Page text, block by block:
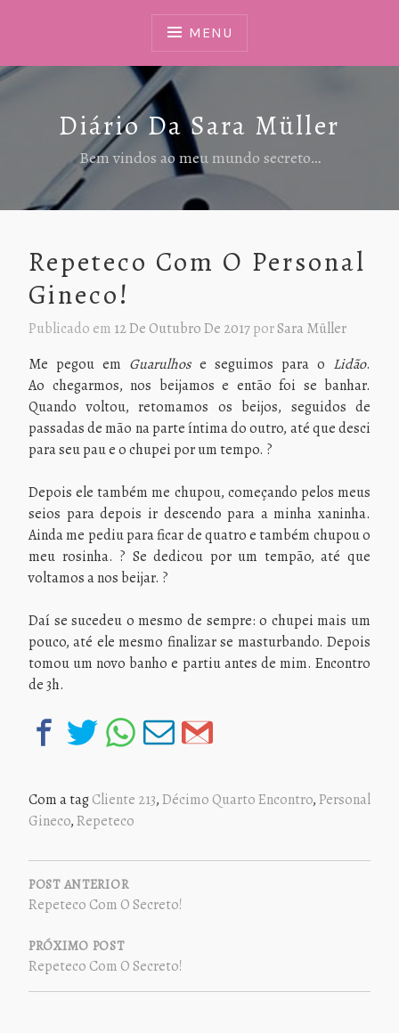
MENU
Diário Da Sara Müller
Bem vindos ao meu mundo secreto…
Repeteco Com O Personal
Gineco!
Publicado em 12 De Outubro De 2017porSara Müller
Me pegou em Guarulhose seguimos para o Lidão.
Ao chegarmos, nos beijamos e então foi se banhar.
Quando voltou, retomamos os beijos, seguidos de
passadas de mão na parte íntima do outro, até que desci
para seu pau e o chupei por um tempo. ?
Depois ele também me chupou, começando pelos meus
seios para depois ir descendo para a minha xaninha.
Ainda me pediu para ficar de quatro e também chupou o
meu rosinha. ? Se dedicou por um tempão, até que
voltamos a nos beijar. ?
Daí se sucedeu o mesmo de sempre: o chupei mais um
pouco, até ele mesmo finalizar se masturbando. Depois
tomou um novo banho e partiu antes de mim. Encontro
de 3h.
Com a tagCliente 213,Décimo Quarto Encontro,Personal
Gineco,Repeteco
NAVEGAÇÃO
DE
POST
POST ANTERIOR
Repeteco Com O Secreto!
PRÓXIMO POST
Repeteco Com O Secreto!